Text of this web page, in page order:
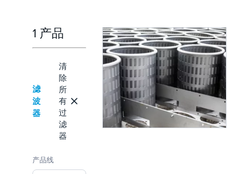
1 产品
滤
波
器
清
除
所
有
过
滤
器
产品线